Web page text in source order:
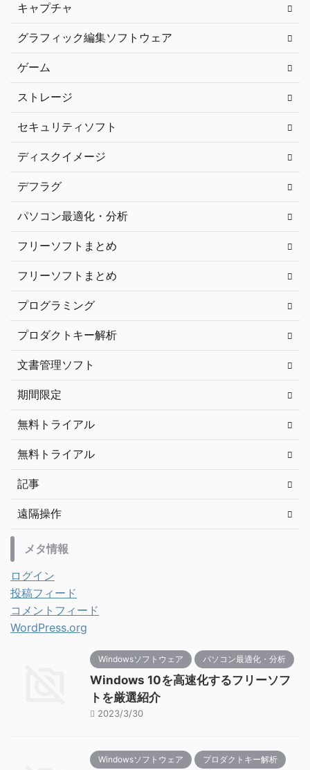
キャプチャ
グラフィック編集ソフトウェア
ゲーム
ストレージ
セキュリティソフト
ディスクイメージ
デフラグ
パソコン最適化・分析
フリーソフトまとめ
フリーソフトまとめ
プログラミング
プロダクトキー解析
文書管理ソフト
期間限定
無料トライアル
無料トライアル
記事
遠隔操作
メタ情報
ログイン
投稿フィード
コメントフィード
WordPress.org
Windowsソフトウェア パソコン最適化・分析
Windows 10を高速化するフリーソフ
トを厳選紹介
2023/3/30
Windowsソフトウェア プロダクトキー解析